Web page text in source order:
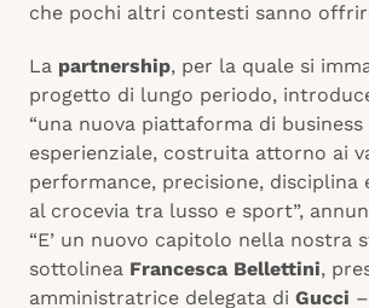
che pochi altri contesti sanno
La partnership, per la quale si
progetto di lungo periodo,
“una nuova piattaforma di business
esperienziale, costruita attorno ai
performance, precisione, disciplina
al crocevia tra lusso e sport”,
“E’ un nuovo capitolo nella nostra
sottolinea Francesca Bellettini,
amministratrice delegata di Gucci